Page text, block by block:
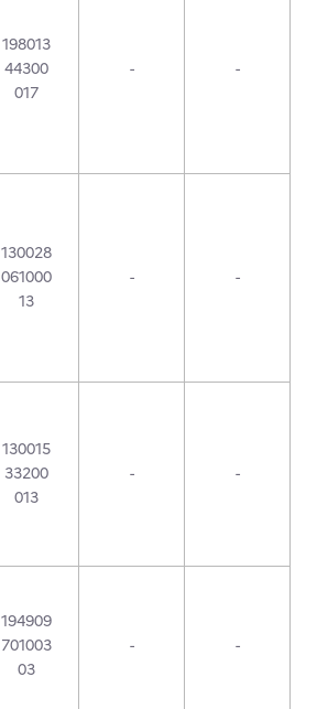
198013
44300
017
- -
130028
061000
13
- -
130015
33200
013
- -
194909
701003
03
- -